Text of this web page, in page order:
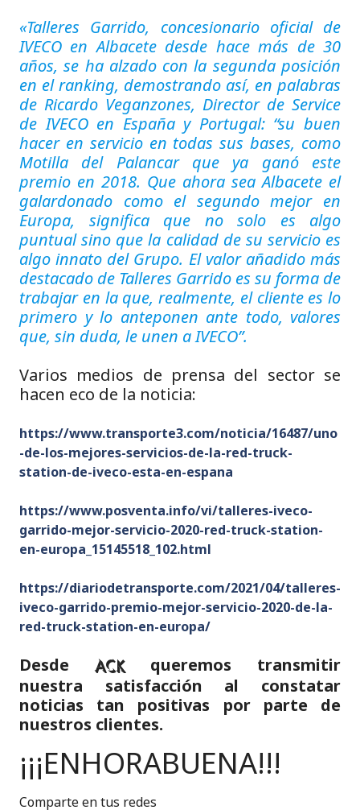
«Talleres Garrido, concesionario oficial de
IVECO en Albacete desde hace más de 30
años, se ha alzado con la segunda posición
en el ranking, demostrando así, en palabras
de Ricardo Veganzones, Director de Service
de IVECO en España y Portugal: “su buen
hacer en servicio en todas sus bases, como
Motilla del Palancar que ya ganó este
premio en 2018. Que ahora sea Albacete el
galardonado como el segundo mejor en
Europa, significa que no solo es algo
puntual sino que la calidad de su servicio es
algo innato del Grupo. El valor añadido más
destacado de Talleres Garrido es su forma de
trabajar en la que, realmente, el cliente es lo
primero y lo anteponen ante todo, valores
que, sin duda, le unen a IVECO”.
Varios medios de prensa del sector se
hacen eco de la noticia:
https://www.transporte3.com/noticia/16487/uno
-de-los-mejores-servicios-de-la-red-truck-
station-de-iveco-esta-en-espana
https://www.posventa.info/vi/talleres-iveco-
garrido-mejor-servicio-2020-red-truck-station-
en-europa_15145518_102.html
https://diariodetransporte.com/2021/04/talleres-
iveco-garrido-premio-mejor-servicio-2020-de-la-
red-truck-station-en-europa/
DesdeACKqueremos transmitir
nuestra satisfacción al constatar
noticias tan positivas por parte de
nuestros clientes.
¡¡¡ENHORABUENA!!!
Comparte en tus redes